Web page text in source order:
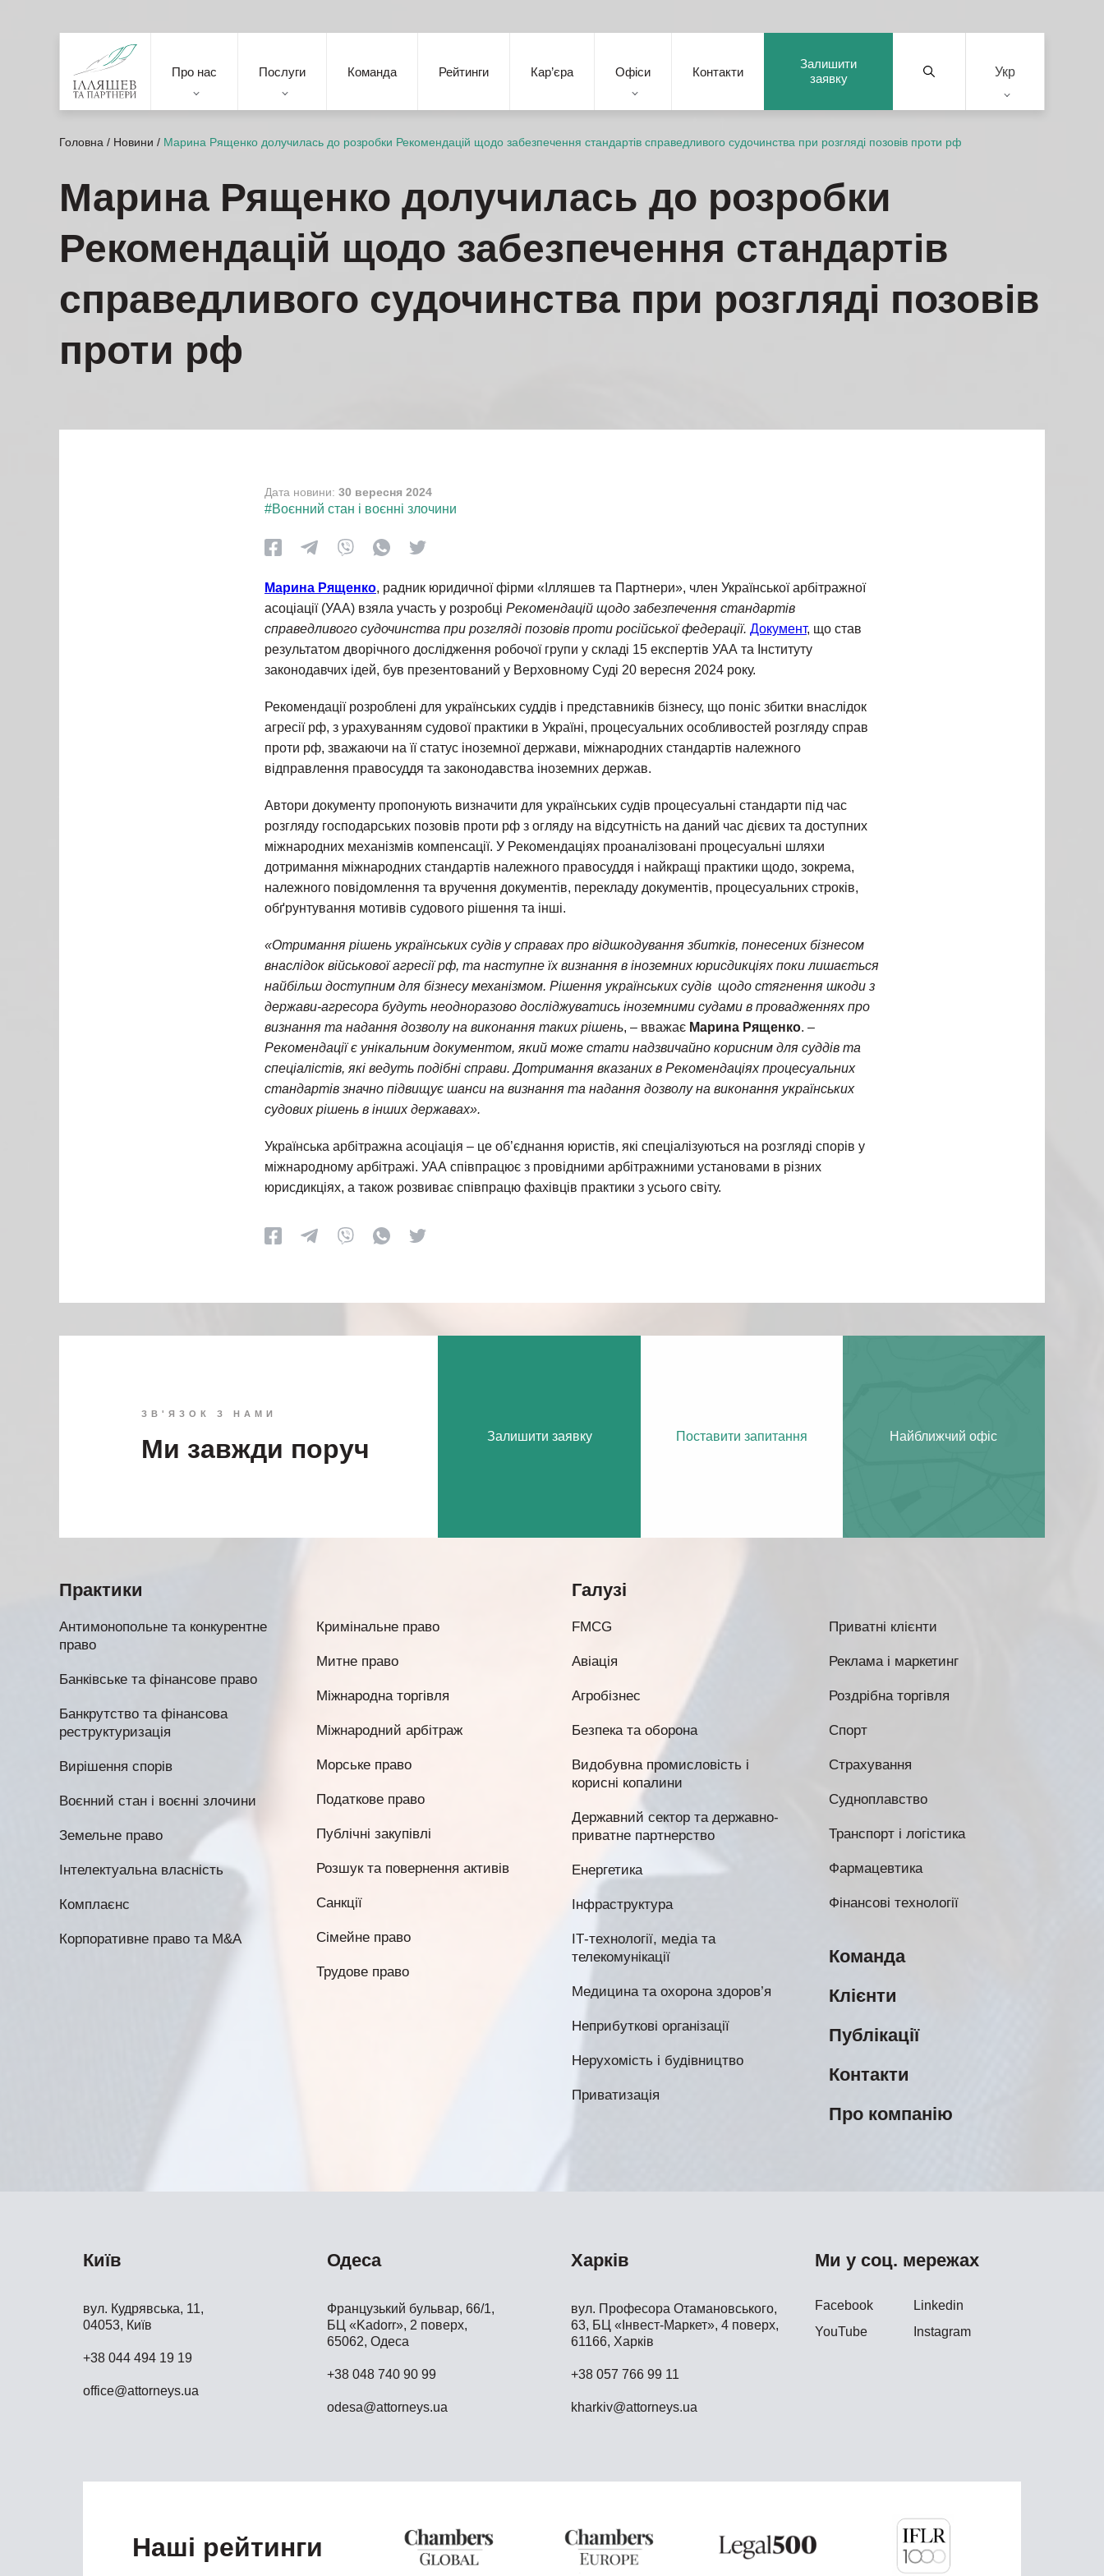
Залишити
заявку
Укр
Про нас Послуги Команда Рейтинги Кар’єра Офіси Контакти
Головна / Новини / Марина Рященко долучилась до розробки Рекомендацій щодо забезпечення стандартів справедливого судочинства при розгляді позовів проти рф
Марина Рященко долучилась до розробки
Рекомендацій щодо забезпечення стандартів
справедливого судочинства при розгляді позовів
проти рф
Дата новини: 30 вересня 2024
#Воєнний стан і воєнні злочини
Марина Рященко, радник юридичної фірми «Ілляшев та Партнери», член Української арбітражної
асоціації (УАА) взяла участь у розробці Рекомендацій щодо забезпечення стандартів
справедливого судочинства при розгляді позовів проти російської федерації. Документ, що став
результатом дворічного дослідження робочої групи у складі 15 експертів УАА та Інституту
законодавчих ідей, був презентований у Верховному Суді 20 вересня 2024 року.
Рекомендації розроблені для українських суддів і представників бізнесу, що поніс збитки внаслідок
агресії рф, з урахуванням судової практики в Україні, процесуальних особливостей розгляду справ
проти рф, зважаючи на її статус іноземної держави, міжнародних стандартів належного
відправлення правосуддя та законодавства іноземних держав.
Автори документу пропонують визначити для українських судів процесуальні стандарти під час
розгляду господарських позовів проти рф з огляду на відсутність на даний час дієвих та доступних
міжнародних механізмів компенсації. У Рекомендаціях проаналізовані процесуальні шляхи
дотримання міжнародних стандартів належного правосуддя і найкращі практики щодо, зокрема,
належного повідомлення та вручення документів, перекладу документів, процесуальних строків,
обґрунтування мотивів судового рішення та інші.
«Отримання рішень українських судів у справах про відшкодування збитків, понесених бізнесом
внаслідок військової агресії рф, та наступне їх визнання в іноземних юрисдикціях поки лишається
найбільш доступним для бізнесу механізмом. Рішення українських судів щодо стягнення шкоди з
держави-агресора будуть неодноразово досліджуватись іноземними судами в провадженнях про
визнання та надання дозволу на виконання таких рішень, – вважає Марина Рященко. –
Рекомендації є унікальним документом, який може стати надзвичайно корисним для суддів та
спеціалістів, які ведуть подібні справи. Дотримання вказаних в Рекомендаціях процесуальних
стандартів значно підвищує шанси на визнання та надання дозволу на виконання українських
судових рішень в інших державах».
Українська арбітражна асоціація – це об’єднання юристів, які спеціалізуються на розгляді спорів у
міжнародному арбітражі. УАА співпрацює з провідними арбітражними установами в різних
юрисдикціях, а також розвиває співпрацю фахівців практики з усього світу.
ЗВ'ЯЗОК З НАМИ
Ми завжди поруч Залишити заявку Поставити запитання Найближчий офіс
Практики
Антимонопольне та конкурентне
право
Банківське та фінансове право
Банкрутство та фінансова
реструктуризація
Вирішення спорів
Воєнний стан і воєнні злочини
Земельне право
Інтелектуальна власність
Комплаєнс
Корпоративне право та M&A
Кримінальне право
Митне право
Міжнародна торгівля
Міжнародний арбітраж
Морське право
Податкове право
Публічні закупівлі
Розшук та повернення активів
Санкції
Сімейне право
Трудове право
Галузі
FMCG
Авіація
Агробізнес
Безпека та оборона
Видобувна промисловість і
корисні копалини
Державний сектор та державно-
приватне партнерство
Енергетика
Інфраструктура
ІТ-технології, медіа та
телекомунікації
Медицина та охорона здоров’я
Неприбуткові організації
Нерухомість і будівництво
Приватизація
Приватні клієнти
Реклама і маркетинг
Роздрібна торгівля
Спорт
Страхування
Судноплавство
Транспорт і логістика
Фармацевтика
Фінансові технології
Команда
Клієнти
Публікації
Контакти
Про компанію
Київ
вул. Кудрявська, 11,
04053, Київ
+38 044 494 19 19
office@attorneys.ua
Одеса
Французький бульвар, 66/1,
БЦ «Kadorr», 2 поверх,
65062, Одеса
+38 048 740 90 99
odesa@attorneys.ua
Харків
вул. Професора Отамановського,
63, БЦ «Інвест-Маркет», 4 поверх,
61166, Харків
+38 057 766 99 11
kharkiv@attorneys.ua
Ми у соц. мережах
Facebook
Linkedin
YouTube
Instagram
Наші рейтинги